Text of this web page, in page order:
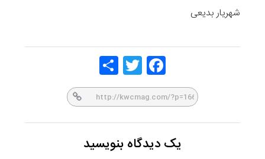
شهریار بدیعی
Face
book
Twitt
er
یک دیدگاه بنویسید